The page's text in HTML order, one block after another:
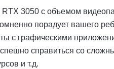
3050 с объемом
порадует вашего
с графическими
справиться со
и т.д.